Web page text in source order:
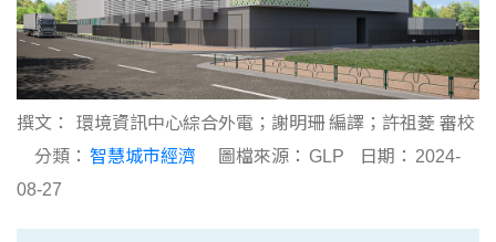
撰文：
環境資訊中心綜合外電；謝明珊 編譯；許祖菱 審校
分類： 智慧城市經濟 圖檔來源： GLP 日期： 2024-
08-27